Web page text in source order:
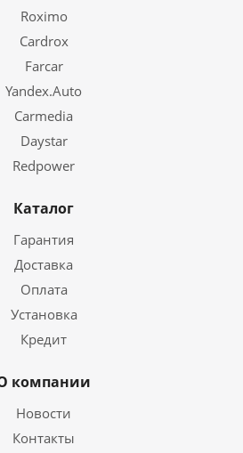
Roximo
Cardrox
Farcar
Yandex.Auto
Carmedia
Daystar
Redpower
Каталог
Гарантия
Доставка
Оплата
Установка
Кредит
компании
Новости
Контакты